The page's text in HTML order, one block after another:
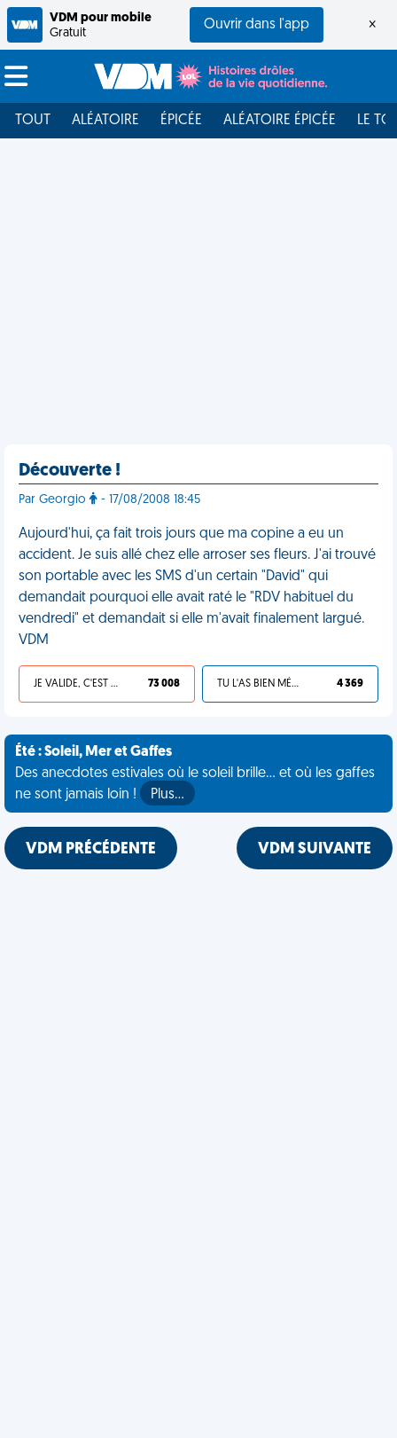
VDM pour mobile
Gratuit
Ouvrir dans l'app ×
TOUT ALÉATOIRE ÉPICÉE ALÉATOIRE ÉPICÉE LE
Découverte !
Par Georgio - 17/08/2008 18:45
Aujourd'hui, ça fait trois jours que ma copine a eu un
accident. Je suis allé chez elle arroser ses fleurs. J'ai trouvé
son portable avec les SMS d'un certain "David" qui
demandait pourquoi elle avait raté le "RDV habituel du
vendredi" et demandait si elle m'avait finalement largué.
VDM
JE VALIDE, C'EST UNE VDM 73 008 TU L'AS BIEN MÉRITÉ 4 369
Été : Soleil, Mer et Gaffes
Des anecdotes estivales où le soleil brille... et où les gaffes
ne sont jamais loin !
Plus…
VDM PRÉCÉDENTE VDM SUIVANTE